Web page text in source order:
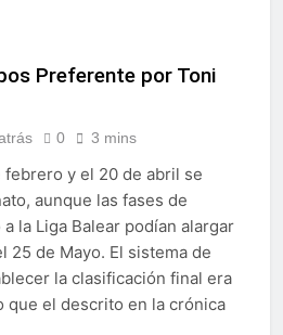
Preferente por Toni
0 3 mins
y el 20 de abril se
aunque las fases de
la Liga Balear podían alargar
25 de Mayo. El sistema de
la clasificación final era
que el descrito en la crónica